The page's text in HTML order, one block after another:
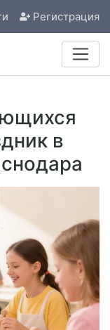
Регистрация
в